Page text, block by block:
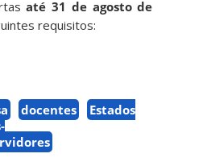
até 31 de agosto de
requisitos:
docentes
Estados